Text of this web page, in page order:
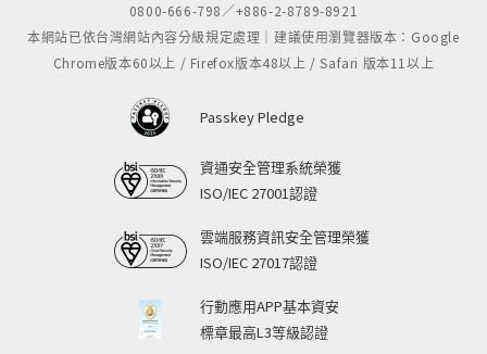
0800-666-798／+886-2-8789-8921
本網站已依台灣網站內容分級規定處理｜建議使用瀏覽器版本：Google
Chrome版本60以上 / Firefox版本48以上 / Safari 版本11以上
Passkey Pledge
資通安全管理系統榮獲
ISO/IEC 27001認證
雲端服務資訊安全管理榮獲
ISO/IEC 27017認證
行動應用APP基本資安
標章最高L3等級認證